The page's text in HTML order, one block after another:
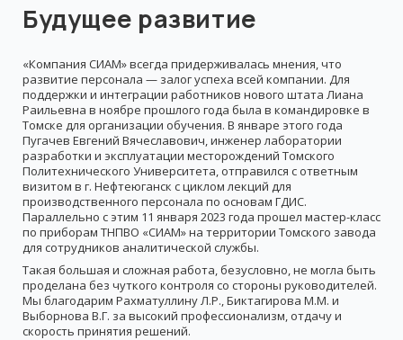
Будущее развитие
«Компания СИАМ» всегда придерживалась мнения, что
развитие персонала — залог успеха всей компании. Для
поддержки и интеграции работников нового штата Лиана
Раильевна в ноябре прошлого года была в командировке в
Томске для организации обучения. В январе этого года
Пугачев Евгений Вячеславович, инженер лаборатории
разработки и эксплуатации месторождений Томского
Политехнического Университета, отправился с ответным
визитом в г. Нефтеюганск с циклом лекций для
производственного персонала по основам ГДИС.
Параллельно с этим 11 января 2023 года прошел мастер-класс
по приборам ТНПВО «СИАМ» на территории Томского завода
для сотрудников аналитической службы.
Такая большая и сложная работа, безусловно, не могла быть
проделана без чуткого контроля со стороны руководителей.
Мы благодарим Рахматуллину Л.Р., Биктагирова М.М. и
Выборнова В.Г. за высокий профессионализм, отдачу и
скорость принятия решений.